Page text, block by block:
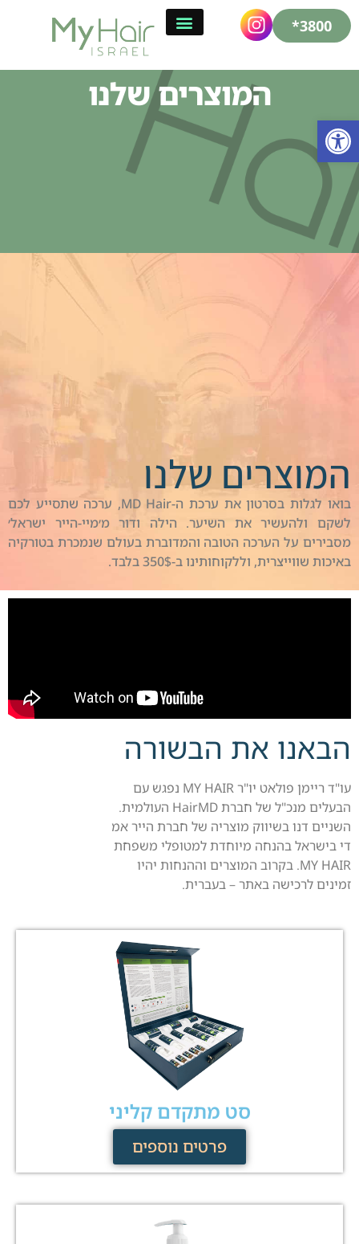
פתח סרגל נגישות
3800*
המוצרים שלנו
המוצרים שלנו
בואו לגלות בסרטון את ערכת ה-MD Hair, ערכה שתסייע לכם
לשקם ולהעשיר את השיער. הילה ודור מ׳מיי-הייר ישראל׳
מסבירים על הערכה הטובה והמדוברת בעולם שנמכרת בטורקיה
באיכות שווייצרית, וללקוחותינו ב-350$ בלבד.
הבאנו את הבשורה
עו"ד ריימן פולאט יו"ר MY HAIR נפגש עם
הבעלים מנכ"ל של חברת HairMD העולמית.
השניים דנו בשיווק מוצריה של חברת הייר אמ
די בישראל בהנחה מיוחדת למטופלי משפחת
MY HAIR. בקרוב המוצרים וההנחות יהיו
זמינים לרכישה באתר – בעברית.
סט מתקדם קליני
פרטים נוספים